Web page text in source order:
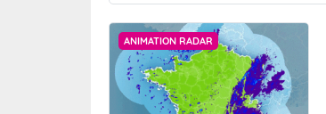
ANIMATION RADAR